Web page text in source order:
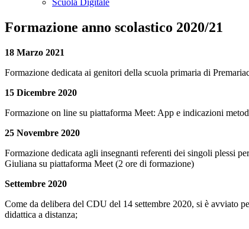
Scuola Digitale
Formazione anno scolastico 2020/21
18 Marzo 2021
Formazione dedicata ai genitori della scuola primaria di
15 Dicembre 2020
Formazione on line su piattaforma Meet: App e indicazioni
25 Novembre 2020
Formazione dedicata agli insegnanti referenti dei singoli plessi
Giuliana su piattaforma Meet (2 ore di formazione)
Settembre 2020
Come da delibera del CDU del 14 settembre 2020, si è avviato
didattica a distanza;